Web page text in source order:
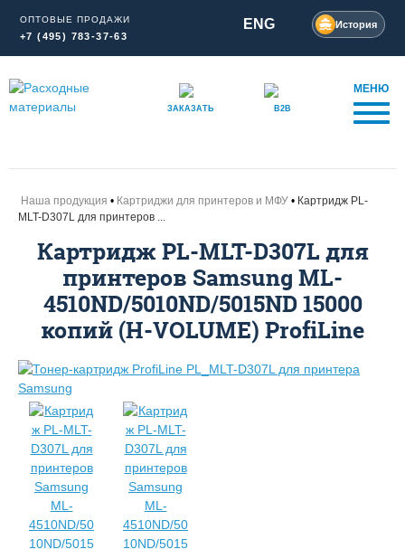
ОПТОВЫЕ ПРОДАЖИ
+7 (495) 783-37-63
ENG История
ЗАКАЗАТЬ B2B
МЕНЮ
Наша продукция Картриджи для принтеров и МФУ
Картридж PL-
MLT-D307L для принтеров ...
Картридж PL-MLT-D307L для
принтеров Samsung ML-
4510ND/5010ND/5015ND 15000
копий (H-VOLUME) ProfiLine